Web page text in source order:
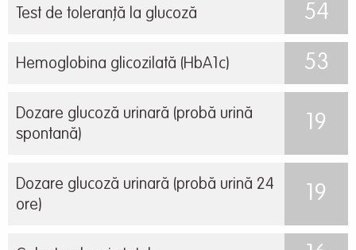
Test de toleranță la glucoză 54
Hemoglobina glicozilată (HbA1c) 53
Dozare glucoză urinară (probă urină
spontană)
19
Dozare glucoză urinară (probă urină 24
ore)
19